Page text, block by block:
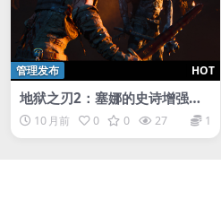
HOT
管理发布
地狱之刃2：塞娜的史诗增强版/
Senua’s Saga: Hellblade II
10 月前 0 0 27 1